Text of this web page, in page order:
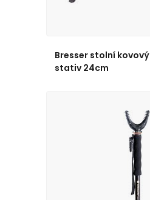
Bresser stolní kovový
stativ 24cm